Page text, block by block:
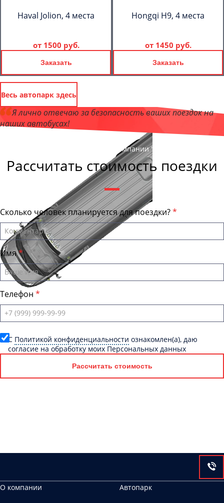
Haval Jolion, 4 места
от 1500 руб.
Заказать
Hongqi H9, 4 места
от 1450 руб.
Заказать
Весь автопарк здесь
Я лично отвечаю за безопасность ваших поездок на
наших автобусах!
, директор компании "Транспорт52"
Рассчитать стоимость поездки
Сколько человек планируется для поездки?
Имя
Телефон
C Политикой конфиденциальности ознакомлен(а), даю
согласие на обработку моих Персональных данных
Рассчитать стоимость
О компании
Автопарк